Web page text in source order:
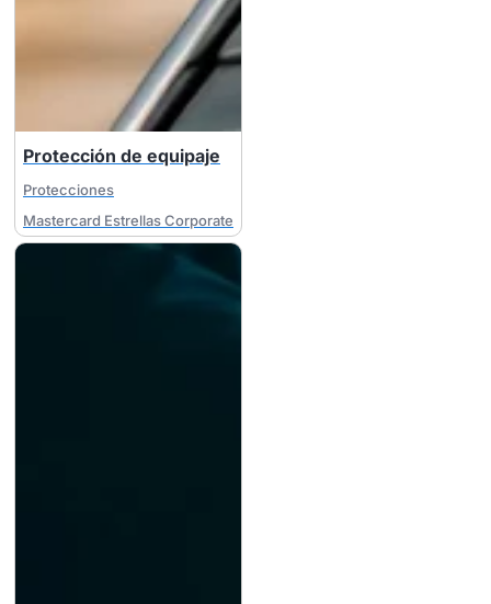
Protección de equipaje
Protecciones
Mastercard Estrellas Corporate